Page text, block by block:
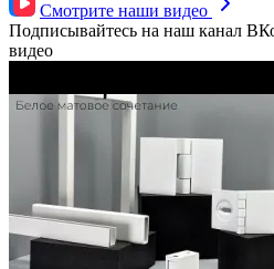
Смотрите наши видео
Подписывайтесь на наш канал
видео